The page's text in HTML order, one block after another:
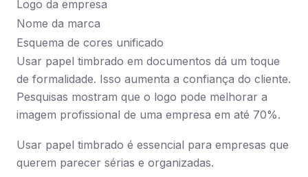
Logo da empresa
Nome da marca
Esquema de cores unificado
Usar papel timbrado em documentos dá um toque
de formalidade. Isso aumenta a confiança do cliente.
Pesquisas mostram que o logo pode melhorar a
imagem profissional de uma empresa em até 70%.
Usar papel timbrado é essencial para empresas que
querem parecer sérias e organizadas.